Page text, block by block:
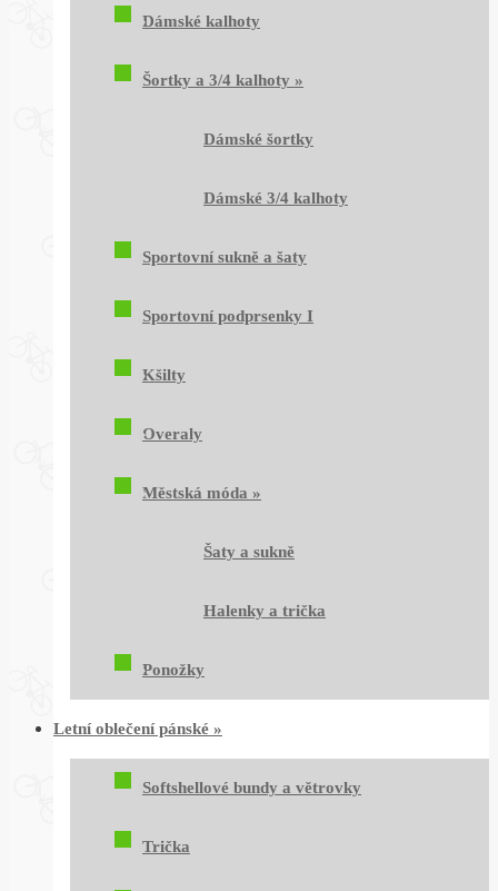
Dámské kalhoty
Šortky a 3/4 kalhoty »
Dámské šortky
Dámské 3/4 kalhoty
Sportovní sukně a šaty
Sportovní podprsenky I
Kšilty
Overaly
Městská móda »
Šaty a sukně
Halenky a trička
Ponožky
Letní oblečení pánské »
Softshellové bundy a větrovky
Trička